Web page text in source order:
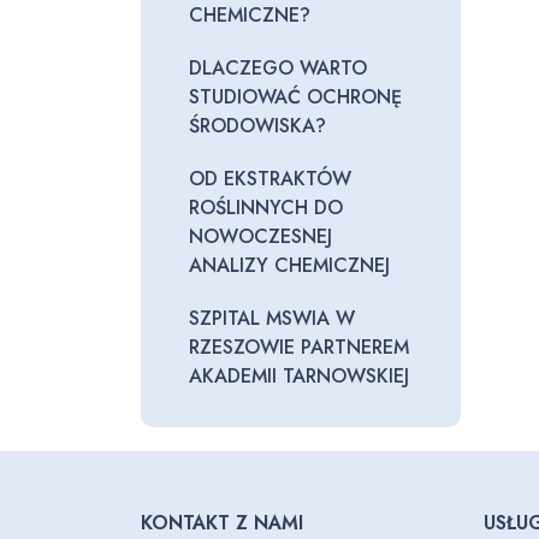
CHEMICZNE?
DLACZEGO WARTO
STUDIOWAĆ OCHRONĘ
ŚRODOWISKA?
OD EKSTRAKTÓW
ROŚLINNYCH DO
NOWOCZESNEJ
ANALIZY CHEMICZNEJ
SZPITAL MSWIA W
RZESZOWIE PARTNEREM
AKADEMII TARNOWSKIEJ
KONTAKT Z NAMI